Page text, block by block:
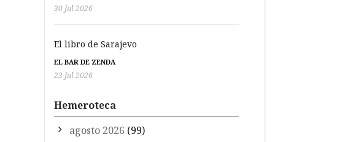
30 Jul 2026
El libro de Sarajevo
EL BAR DE ZENDA
23 Jul 2026
Hemeroteca
agosto 2026 (99)